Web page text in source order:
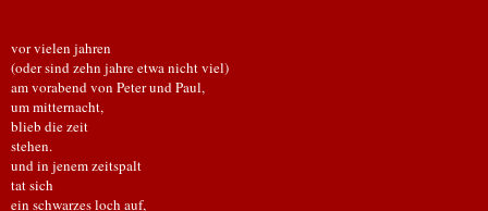
vor vielen jahren
(oder sind zehn jahre etwa nicht viel)
am vorabend von Peter und Paul,
um mitternacht,
blieb die zeit
stehen.
und in jenem zeitspalt
tat sich
ein schwarzes loch auf,